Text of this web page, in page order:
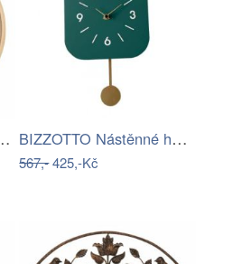
5514 AMS… BIZZOTTO Nástěnné hodiny s kyvadlem…
567,-425,-Kč